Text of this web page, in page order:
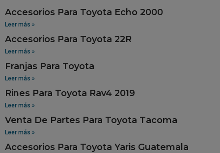
Accesorios Para Toyota Echo 2000
Leer más »
Accesorios Para Toyota 22R
Leer más »
Franjas Para Toyota
Leer más »
Rines Para Toyota Rav4 2019
Leer más »
Venta De Partes Para Toyota Tacoma
Leer más »
Accesorios Para Toyota Yaris Guatemala